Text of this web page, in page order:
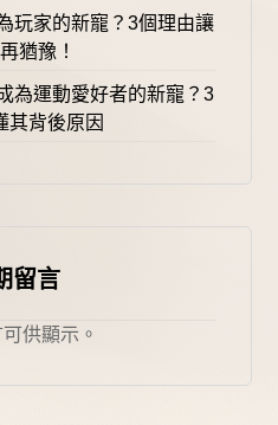
玩家的新寵？3個理由讓
猶豫！
為運動愛好者的新寵？3
其背後原因
留言
供顯示。